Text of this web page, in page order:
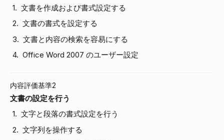
文書を作成および書式設定する
文書の書式を設定する
文書と内容の検索を容易にする
Office Word 2007 のユーザー設定
内容評価基準2
文書の設定を行う
文字と段落の書式設定を行う
文字列を操作する